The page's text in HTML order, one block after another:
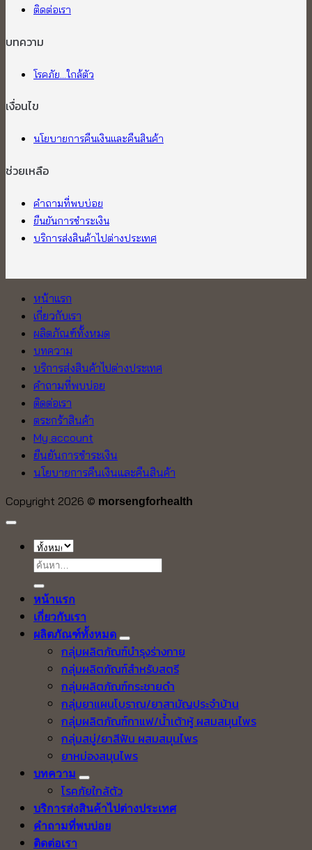
ติดต่อเรา
บทความ
โรคภัย...ใกล้ตัว
เงื่อนไข
นโยบายการคืนเงินและคืนสินค้า
ช่วยเหลือ
คำถามที่พบบ่อย
ยืนยันการชำระเงิน
บริการส่งสินค้าไปต่างประเทศ
หน้าแรก
เกี่ยวกับเรา
ผลิตภัณฑ์ทั้งหมด
บทความ
บริการส่งสินค้าไปต่างประเทศ
คำถามที่พบบ่อย
ติดต่อเรา
ตระกร้าสินค้า
My account
ยืนยันการชำระเงิน
นโยบายการคืนเงินและคืนสินค้า
Copyright 2026 © morsengforhealth
ค้นหา:
หน้าแรก
เกี่ยวกับเรา
ผลิตภัณฑ์ทั้งหมด
กลุ่มผลิตภัณฑ์บำรุงร่างกาย
กลุ่มผลิตภัณฑ์สำหรับสตรี
กลุ่มผลิตภัณฑ์กระชายดำ
กลุ่มยาแผนโบราณ/ยาสามัญประจำบ้าน
กลุ่มผลิตภัณฑ์กาแฟ/น้ำเต้าหู้ ผสมสมุนไพร
กลุ่มสบู่/ยาสีฟัน ผสมสมุนไพร
ยาหม่องสมุนไพร
บทความ
โรคภัยใกล้ตัว
บริการส่งสินค้าไปต่างประเทศ
คำถามที่พบบ่อย
ติดต่อเรา